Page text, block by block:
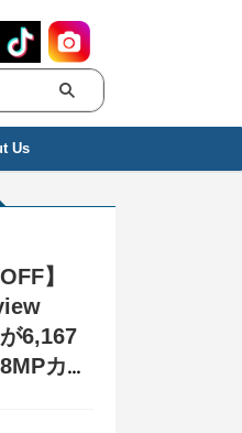
Us
】
6,167
カメ